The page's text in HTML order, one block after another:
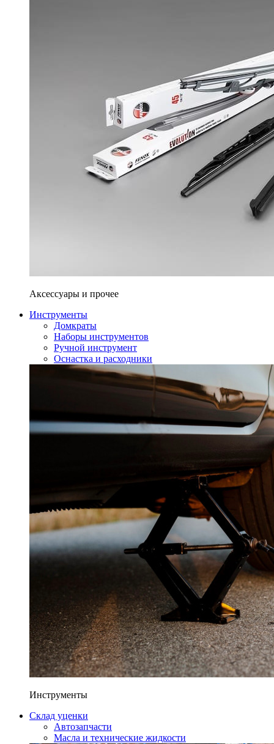
Аксессуары и прочее
Инструменты
Домкраты
Наборы инструментов
Ручной инструмент
Оснастка и расходники
Инструменты
Склад уценки
Автозапчасти
Масла и технические жидкости